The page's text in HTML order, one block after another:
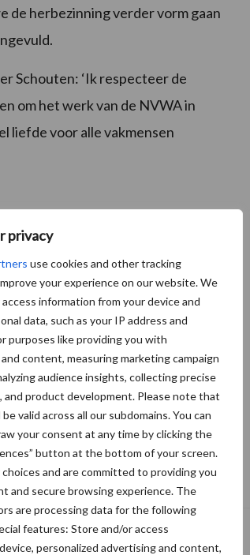
privacy
use cookies and other tracking
your experience on our website. We
information from your device and
data, such as your IP address and
purposes like providing you with
content, measuring marketing campaign
audience insights, collecting precise
and product development. Please note that
valid across all our subdomains. You can
your consent at any time by clicking the
button at the bottom of your screen.
and are committed to providing you
and secure browsing experience. The
are processing data for the following
features: Store and/or access
personalized advertising and content,
de herbezinning verder vorm gaan
Schouten: ‘Ik respecteer de
om het werk van de NVWA in
liefde voor alle vakmensen
een vaak onderschatte
voor mastitis